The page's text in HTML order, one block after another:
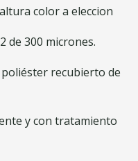
color a eleccion
de 300 micrones.
recubierto de
y con tratamiento